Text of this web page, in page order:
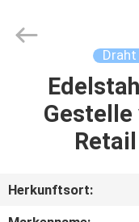
HAUS
PRODUKTE
ÜBER
Co,Ltd..
Gestelle
Herkunftsort: